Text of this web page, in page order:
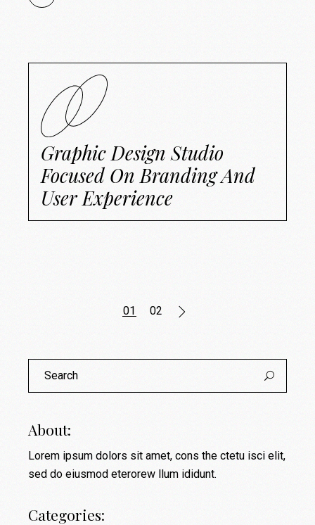
Graphic Design Studio
Focused On Branding And
User Experience
01 02
Search
About:
Lorem ipsum dolors sit amet, cons the ctetu isci elit,
sed do eiusmod eterorew llum ididunt.
Categories: